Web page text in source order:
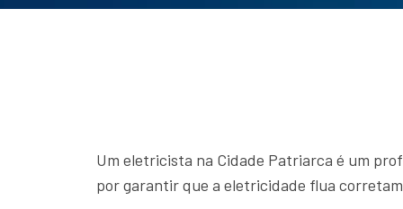
Um eletricista na Cidade Patriarca é um
por garantir que a eletricidade flua